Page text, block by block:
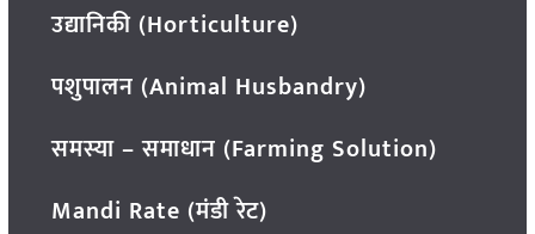
उद्यानिकी (Horticulture)
पशुपालन (Animal Husbandry)
समस्या – समाधान (Farming Solution)
Mandi Rate (मंडी रेट)